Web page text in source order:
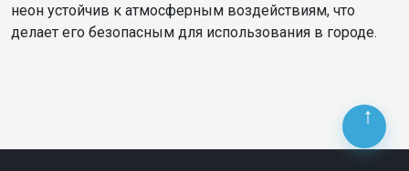
неон устойчив к атмосферным воздействиям, что
делает его безопасным для использования в городе.